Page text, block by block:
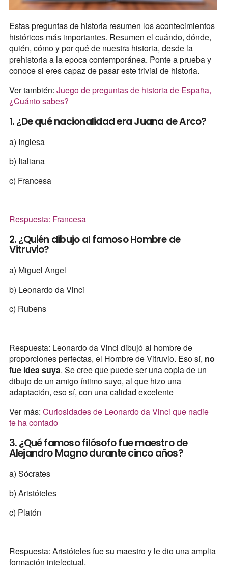
Estas preguntas de historia resumen los acontecimientos
históricos más importantes. Resumen el cuándo, dónde,
quién, cómo y por qué de nuestra historia, desde la
prehistoria a la epoca contemporánea. Ponte a prueba y
conoce si eres capaz de pasar este trivial de historia.
Ver también: Juego de preguntas de historia de España,
¿Cuánto sabes?
1. ¿De qué nacionalidad era Juana de Arco?
a) Inglesa
b) Italiana
c) Francesa
Respuesta: Francesa
2. ¿Quién dibujo al famoso Hombre de
Vitruvio?
a) Miguel Angel
b) Leonardo da Vinci
c) Rubens
Respuesta: Leonardo da Vinci dibujó al hombre de
proporciones perfectas, el Hombre de Vitruvio. Eso sí, no
fue idea suya. Se cree que puede ser una copia de un
dibujo de un amigo íntimo suyo, al que hizo una
adaptación, eso sí, con una calidad excelente
Ver más: Curiosidades de Leonardo da Vinci que nadie
te ha contado
3. ¿Qué famoso filósofo fue maestro de
Alejandro Magno durante cinco años?
a) Sócrates
b) Aristóteles
c) Platón
Respuesta: Aristóteles fue su maestro y le dio una amplia
formación intelectual.